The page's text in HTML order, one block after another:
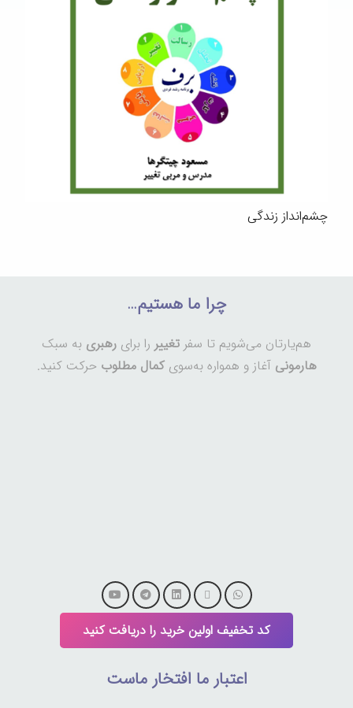
چشم‌انداز زندگی
چرا ما هستیم…
هم‌یارتان می‌شویم تا سفر تغییر را برای رهبری به سبک
هارمونی آغاز و همواره به‌سوی کمال مطلوب حرکت کنید.
کد تخفیف اولین خرید را دریافت کنید
اعتبار ما افتخار ماست